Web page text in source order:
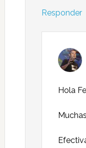
Responder
Hola